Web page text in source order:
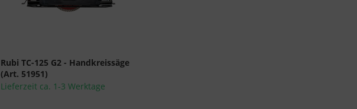
Rubi TC-125 G2 - Handkreissäge
(Art. 51951)
Lieferzeit ca. 1-3 Werktage
nach EU-Standards unzureichenden Datenschutzniveau eingestuft.
ohne Rechtsmittel, verarbeitet werden. Wenn Sie auf "Nur
beschriebene Übertragung nicht statt.